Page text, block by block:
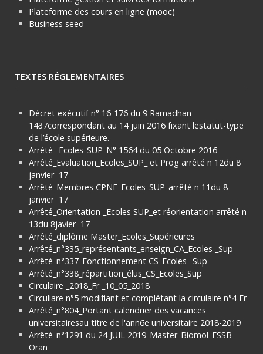
Plateforme des cours en ligne (mooc)
Business seed
TEXTES RÉGLEMENTAIRES
Décret exécutif n° 16-176 du 9 Ramadhan
1437correspondant au 14 juin 2016 fixant lestatut-type
de l’école supérieure.
Arrété _Ecoles_SUP_N° 1564 du 05 Octobre 2016
Arrêté_Evaluation_Ecoles_SUP_ et Prog arrêté n 12du 8
janvier 17
Arrêté_Membres CPNE_Ecoles_SUP_arrêté n 11du 8
janvier 17
Arrêté_Orientation _Ecoles SUP_et réorientation arrêté n
13du 8javier 17
Arrêté_diplôme Master_Ecoles_Supérieures
Arrêté_n°335_représentants_enseign_CA_Ecoles _Sup
Arrêté_n°337_Fonctionnement CS_Ecoles _Sup
Arrêté_n°338_répartition_élus_CS_Ecoles_Sup
Circulaire _2018_Fr _10_05_2018
Circuliare n°5 modifiant et complétant la circulaire n°4 Fr
Arrêté_n°804_Portant calendrier des vacances
universitairesau titre de l'ann6e universitaire 2018-2019
Arrêté_n°1291 du 24 JUIL 2019_Master_Biomol_ESSB
Oran